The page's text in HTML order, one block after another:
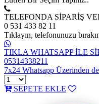
TELEFONDA SİPARİŞ
0 531 433 82 11
Tıklayın, telefonunuzu
TIKLA WHATSAPP İLE
05314338211
7x24 Whatsapp Üzerinden
SEPETE EKLE